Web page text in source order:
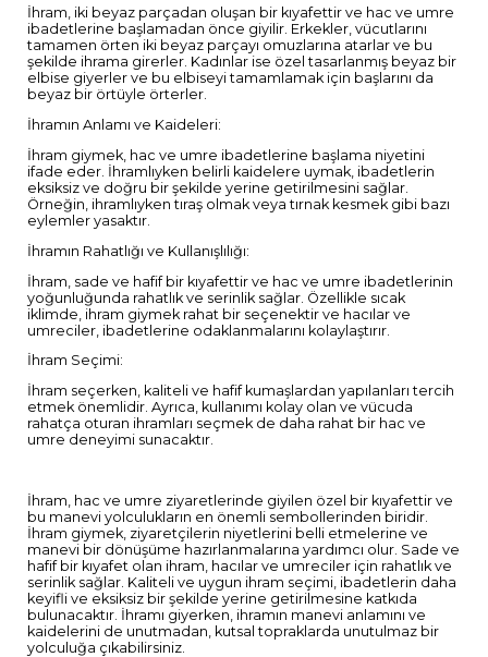
İhram, iki beyaz parçadan oluşan bir kıyafettir ve hac ve umre
ibadetlerine başlamadan önce giyilir. Erkekler, vücutlarını
tamamen örten iki beyaz parçayı omuzlarına atarlar ve bu
şekilde ihrama girerler. Kadınlar ise özel tasarlanmış beyaz bir
elbise giyerler ve bu elbiseyi tamamlamak için başlarını da
beyaz bir örtüyle örterler.
İhramın Anlamı ve Kaideleri:
İhram giymek, hac ve umre ibadetlerine başlama niyetini
ifade eder. İhramlıyken belirli kaidelere uymak, ibadetlerin
eksiksiz ve doğru bir şekilde yerine getirilmesini sağlar.
Örneğin, ihramlıyken tıraş olmak veya tırnak kesmek gibi bazı
eylemler yasaktır.
İhramın Rahatlığı ve Kullanışlılığı:
İhram, sade ve hafif bir kıyafettir ve hac ve umre ibadetlerinin
yoğunluğunda rahatlık ve serinlik sağlar. Özellikle sıcak
iklimde, ihram giymek rahat bir seçenektir ve hacılar ve
umreciler, ibadetlerine odaklanmalarını kolaylaştırır.
İhram Seçimi:
İhram seçerken, kaliteli ve hafif kumaşlardan yapılanları tercih
etmek önemlidir. Ayrıca, kullanımı kolay olan ve vücuda
rahatça oturan ihramları seçmek de daha rahat bir hac ve
umre deneyimi sunacaktır.
İhram, hac ve umre ziyaretlerinde giyilen özel bir kıyafettir ve
bu manevi yolculukların en önemli sembollerinden biridir.
İhram giymek, ziyaretçilerin niyetlerini belli etmelerine ve
manevi bir dönüşüme hazırlanmalarına yardımcı olur. Sade ve
hafif bir kıyafet olan ihram, hacılar ve umreciler için rahatlık ve
serinlik sağlar. Kaliteli ve uygun ihram seçimi, ibadetlerin daha
keyifli ve eksiksiz bir şekilde yerine getirilmesine katkıda
bulunacaktır. İhramı giyerken, ihramın manevi anlamını ve
kaidelerini de unutmadan, kutsal topraklarda unutulmaz bir
yolculuğa çıkabilirsiniz.